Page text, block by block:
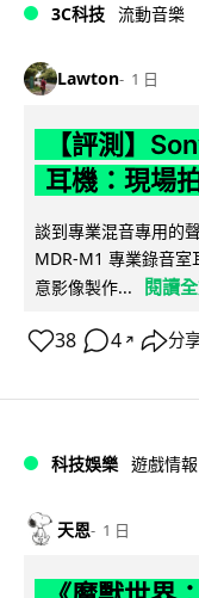
3C科技 流動音樂
Lawton 1 日
【評測】
耳機：現場
談到專業混音專用的
MDR-M1 專業錄音室
意影像製作...
閱讀
38 4 ↗ 分
科技娛樂 遊戲情報
天恩 1 日